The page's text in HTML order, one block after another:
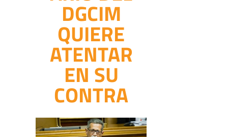
DGCIM
QUIERE
ATENTAR
EN SU
CONTRA